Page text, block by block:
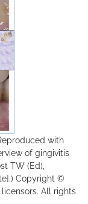
with
of gingivitis
TW (Ed),
Copyright ©
All rights